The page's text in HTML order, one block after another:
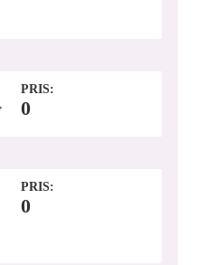
PRIS
0
PRIS
0